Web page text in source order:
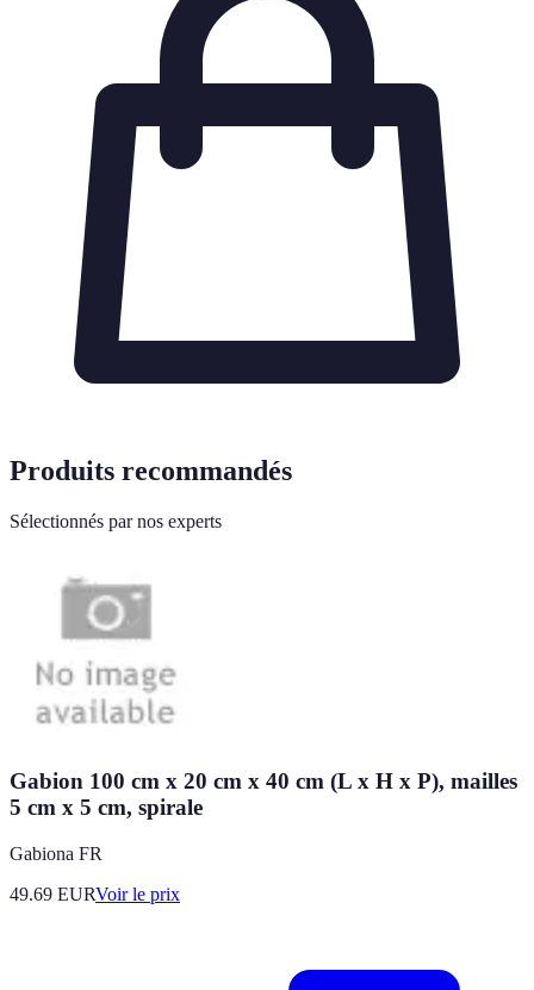
Produits recommandés
Sélectionnés par nos experts
Gabion 100 cm x 20 cm x 40 cm (L x H x P), mailles
5 cm x 5 cm, spirale
Gabiona FR
49.69 EURVoir le prix